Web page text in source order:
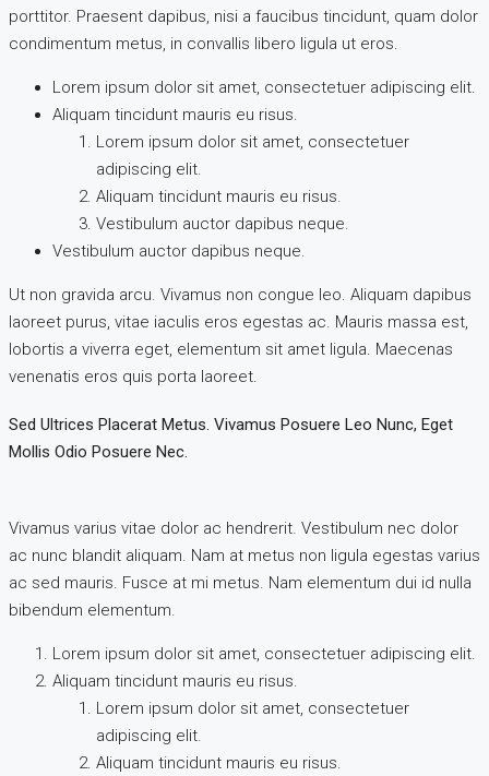
porttitor. Praesent dapibus, nisi a faucibus tincidunt, quam dolor
condimentum metus, in convallis libero ligula ut eros.
Lorem ipsum dolor sit amet, consectetuer adipiscing elit.
Aliquam tincidunt mauris eu risus.
Lorem ipsum dolor sit amet, consectetuer
adipiscing elit.
Aliquam tincidunt mauris eu risus.
Vestibulum auctor dapibus neque.
Vestibulum auctor dapibus neque.
Ut non gravida arcu. Vivamus non congue leo. Aliquam dapibus
laoreet purus, vitae iaculis eros egestas ac. Mauris massa est,
lobortis a viverra eget, elementum sit amet ligula. Maecenas
venenatis eros quis porta laoreet.
Sed Ultrices Placerat Metus. Vivamus Posuere Leo Nunc, Eget
Mollis Odio Posuere Nec.
Vivamus varius vitae dolor ac hendrerit. Vestibulum nec dolor
ac nunc blandit aliquam. Nam at metus non ligula egestas varius
ac sed mauris. Fusce at mi metus. Nam elementum dui id nulla
bibendum elementum.
Lorem ipsum dolor sit amet, consectetuer adipiscing elit.
Aliquam tincidunt mauris eu risus.
Lorem ipsum dolor sit amet, consectetuer
adipiscing elit.
Aliquam tincidunt mauris eu risus.